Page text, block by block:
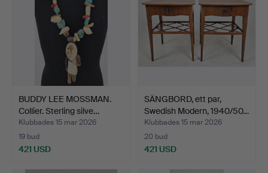
BUDDY LEE MOSSMAN.
Collier. Sterling silve…
Klubbades 15 mar 2026
19 bud
421 USD
SÄNGBORD, ett par,
Swedish Modern, 1940/50…
Klubbades 15 mar 2026
20 bud
421 USD